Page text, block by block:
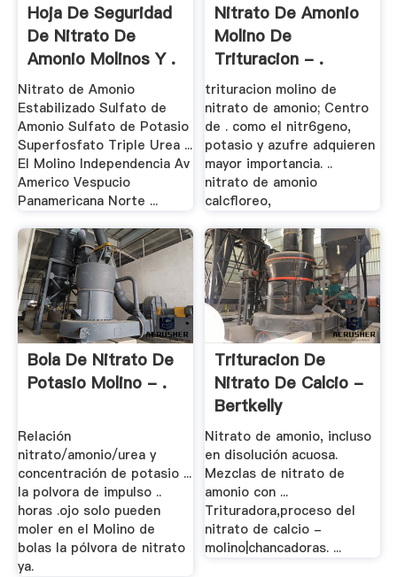
Hoja De Seguridad
De Nitrato De
Amonio Molinos Y .
Nitrato de Amonio
Estabilizado Sulfato de
Amonio Sulfato de Potasio
Superfosfato Triple Urea ...
El Molino Independencia Av
Americo Vespucio
Panamericana Norte ...
Nitrato De Amonio
Molino De
Trituracion - .
trituracion molino de
nitrato de amonio; Centro
de . como el nitr6geno,
potasio y azufre adquieren
mayor importancia. ..
nitrato de amonio
calcfloreo,
Bola De Nitrato De
Potasio Molino - .
Relación
nitrato/amonio/urea y
concentración de potasio ...
la polvora de impulso ..
horas .ojo solo pueden
moler en el Molino de
bolas la pólvora de nitrato
ya.
Trituracion De
Nitrato De Calcio -
Bertkelly
Nitrato de amonio, incluso
en disolución acuosa.
Mezclas de nitrato de
amonio con ...
Trituradora,proceso del
nitrato de calcio -
molino|chancadoras. ...